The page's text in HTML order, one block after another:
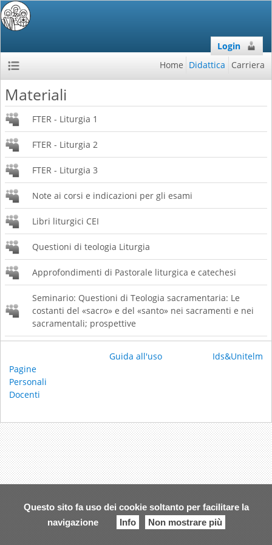
Questo sito fa uso dei cookie soltanto per facilitare la
navigazione
Info Non mostrare più
Login
Home Didattica Carriera
Materiali
FTER - Liturgia 1
FTER - Liturgia 2
FTER - Liturgia 3
Note ai corsi e indicazioni per gli esami
Libri liturgici CEI
Questioni di teologia Liturgia
Approfondimenti di Pastorale liturgica e catechesi
Seminario: Questioni di Teologia sacramentaria: Le
costanti del «sacro» e del «santo» nei sacramenti e nei
sacramentali; prospettive
Pagine
Personali
Docenti
Guida all'uso Ids&Unitelm